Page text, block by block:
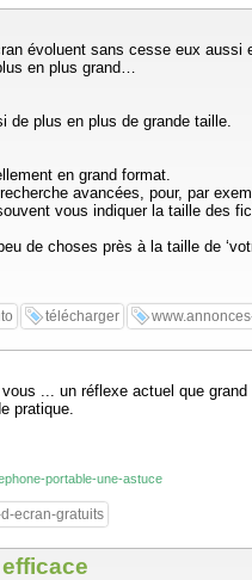
évoluent sans cesse eux
en plus grand…
de plus en plus de grande taille.
en grand format.
avancées, pour, par
vous indiquer la taille des
de choses près à la taille de
télécharger
... un réflexe actuel que
pratique.
portable-une-astuce
ecran-gratuits